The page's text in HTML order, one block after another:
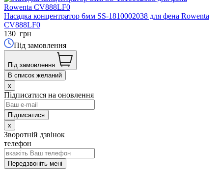
Насадка концентратор 6мм SS-1810002038 для фена Rowenta
CV888LF0
130 грн
Під замовлення
Під замовлення
В список желаний
x
Підписатися на оновлення
x
Зворотній дзвінок
телефон
Передзвоніть мені